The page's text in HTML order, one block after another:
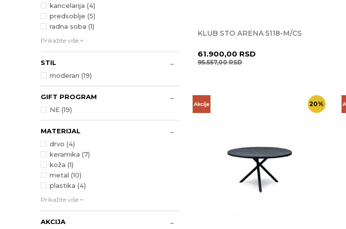
kancelarija (4)
predsoblje (5)
radna soba (1)
Prikažite više
STIL
moderan (19)
GIFT PROGRAM
NE (19)
MATERIJAL
drvo (4)
keramika (7)
koža (1)
metal (10)
plastika (4)
Prikažite više
AKCIJA
KLUB STO ARENA 5118-M/CS
61.900,00 RSD
95.557,00RSD
20%